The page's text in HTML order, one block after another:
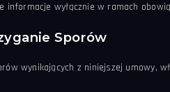
informacje wyłącznie w ramach
Sporów
wynikających z niniejszej umowy,